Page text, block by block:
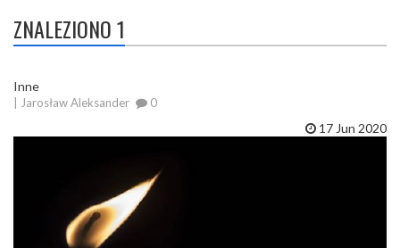
ZNALEZIONO 1
Inne
| Jarosław Aleksander 0
17 Jun 2020